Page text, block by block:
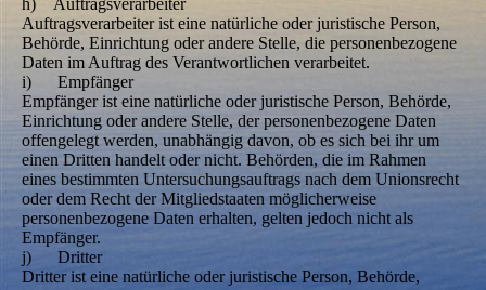
h) Auftragsverarbeiter
Auftragsverarbeiter ist eine natürliche oder juristische Person,
Behörde, Einrichtung oder andere Stelle, die personenbezogene
Daten im Auftrag des Verantwortlichen verarbeitet.
i) Empfänger
Empfänger ist eine natürliche oder juristische Person, Behörde,
Einrichtung oder andere Stelle, der personenbezogene Daten
offengelegt werden, unabhängig davon, ob es sich bei ihr um
einen Dritten handelt oder nicht. Behörden, die im Rahmen
eines bestimmten Untersuchungsauftrags nach dem Unionsrecht
oder dem Recht der Mitgliedstaaten möglicherweise
personenbezogene Daten erhalten, gelten jedoch nicht als
Empfänger.
j) Dritter
Dritter ist eine natürliche oder juristische Person, Behörde,